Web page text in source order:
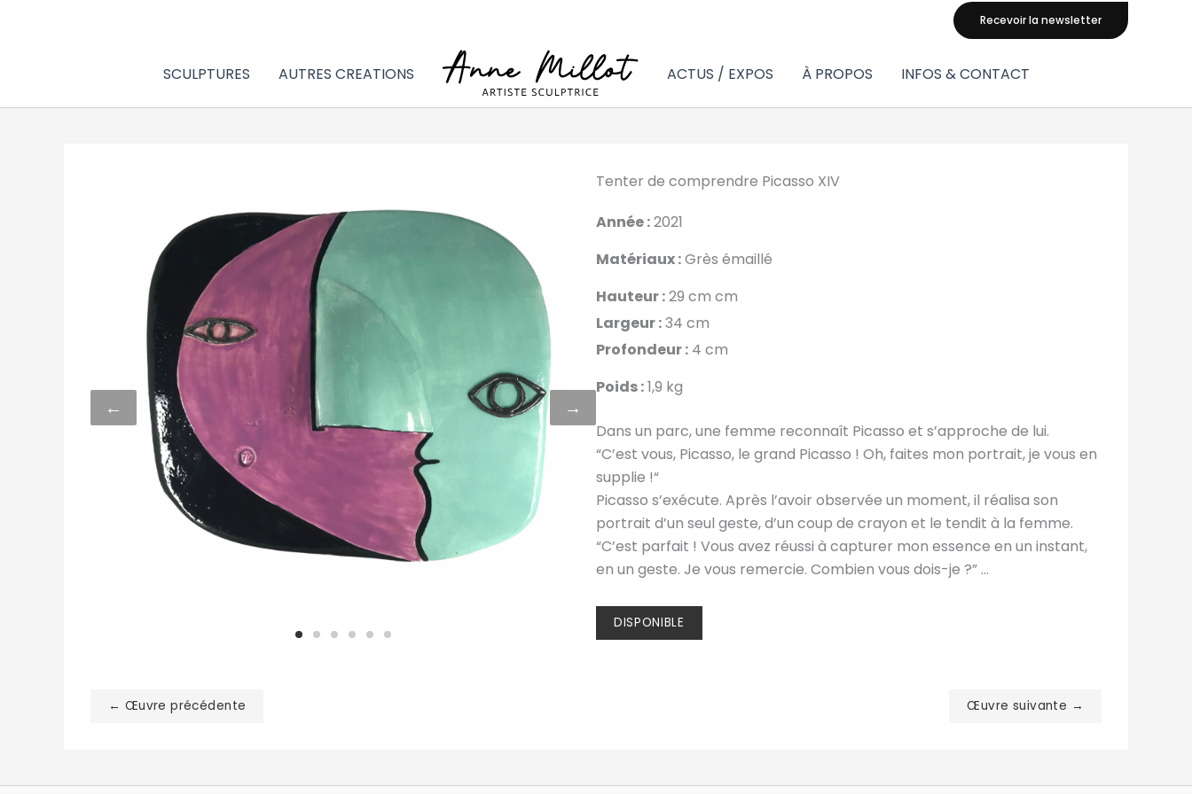
Recevoir la newsletter
SCULPTURES AUTRES CREATIONS ACTUS / EXPOS À PROPOS INFOS & CONTACT
← →
Tenter de comprendre Picasso XIV
Année :2021
Matériaux :Grès émaillé
Hauteur :29 cm cm
Largeur :34 cm
Profondeur : 4 cm
Poids :1,9 kg
Dans un parc, une femme reconnaît Picasso et s’approche de lui.
“C’est vous, Picasso, le grand Picasso ! Oh, faites mon portrait, je vous en
supplie !“
Picasso s’exécute. Après l’avoir observée un moment, il réalisa son
portrait d’un seul geste, d’un coup de crayon et le tendit à la femme.
“C’est parfait ! Vous avez réussi à capturer mon essence en un instant,
en un geste. Je vous remercie. Combien vous dois-je ?” …
DISPONIBLE
← Œuvre précédente Œuvre suivante →